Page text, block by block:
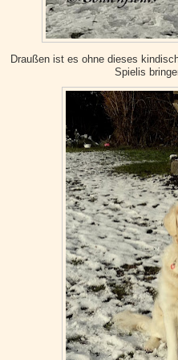
Draußen ist es ohne dieses
Spielis